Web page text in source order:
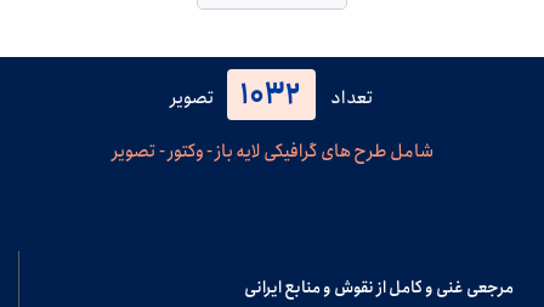
تعداد 1032
تصویر
شامل طرح های گرافیکی لایه باز - وکتور - تصویر
مرجعی غنی و کامل از نقوش و منابع ایرانی